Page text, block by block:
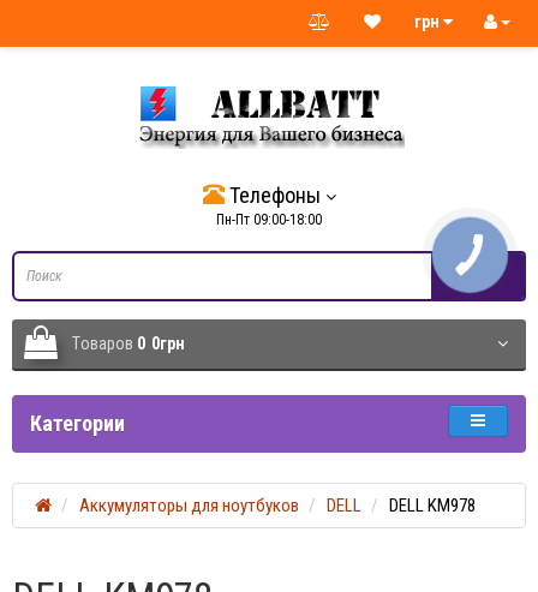
грн
Телефоны
Пн-Пт 09:00-18:00
Tоваров 0 0грн
Категории
Аккумуляторы для ноутбуков DELL DELL KM978